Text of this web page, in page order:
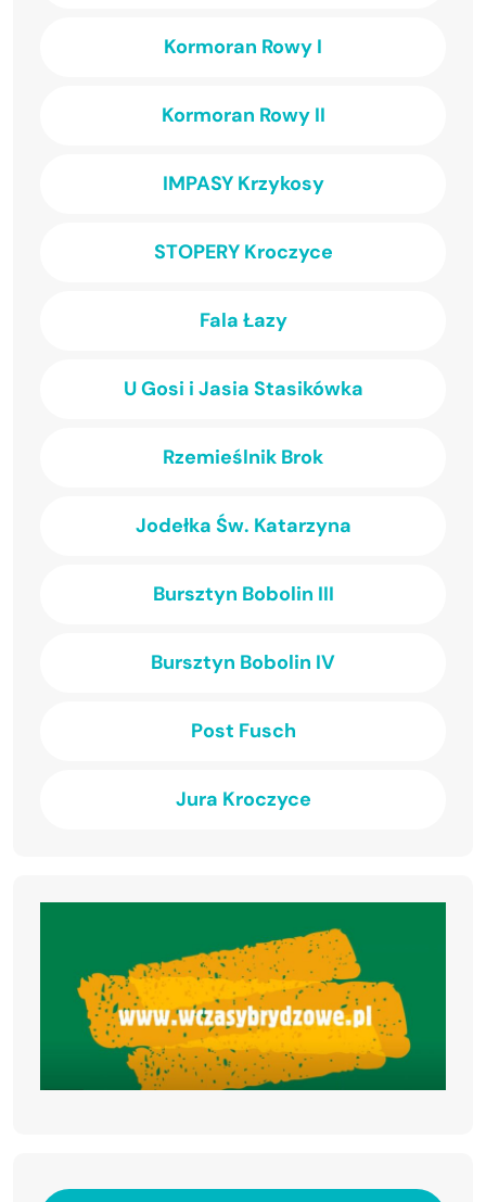
Kormoran Rowy I
Kormoran Rowy II
IMPASY Krzykosy
STOPERY Kroczyce
Fala Łazy
U Gosi i Jasia Stasikówka
Rzemieślnik Brok
Jodełka Św. Katarzyna
Bursztyn Bobolin III
Bursztyn Bobolin IV
Post Fusch
Jura Kroczyce